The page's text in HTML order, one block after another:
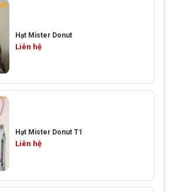
Hạt Mister Donut
Liên hệ
Hạt Mister Donut T1
Liên hệ